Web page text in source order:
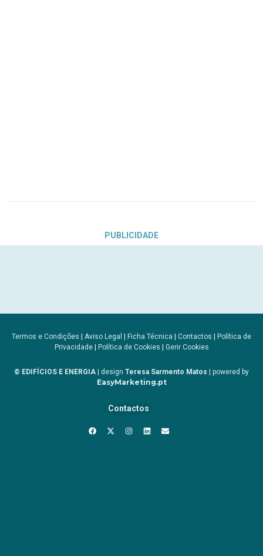
PUBLICIDADE
Termos e Condições | Aviso Legal | Ficha Técnica | Contactos | Política de
Privacidade| Política de Cookies | Gerir Cookies
© EDIFÍCIOS E ENERGIA | design Teresa Sarmento Matos | powered by
EasyMarketing.pt
Contactos